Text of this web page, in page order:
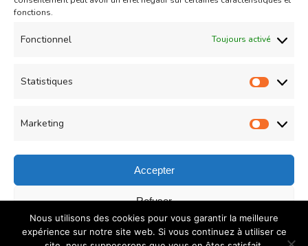
fonctions.
Fonctionnel Toujours activé
Statistiques
Marketing
Accepter
Refuser
Enregistrer les préférences
04/05/2021
Coeurs
confiture
fraise
Read More
© Copyright 2026COUZINA.fr : Cuisine du Monde. All
Rights Reserved.Recipe Quest | Developed ByWP
Delicious. Powered byWordPress. Politique de
Nous utilisons des cookies pour vous garantir la meilleure
expérience sur notre site web. Si vous continuez à utiliser ce